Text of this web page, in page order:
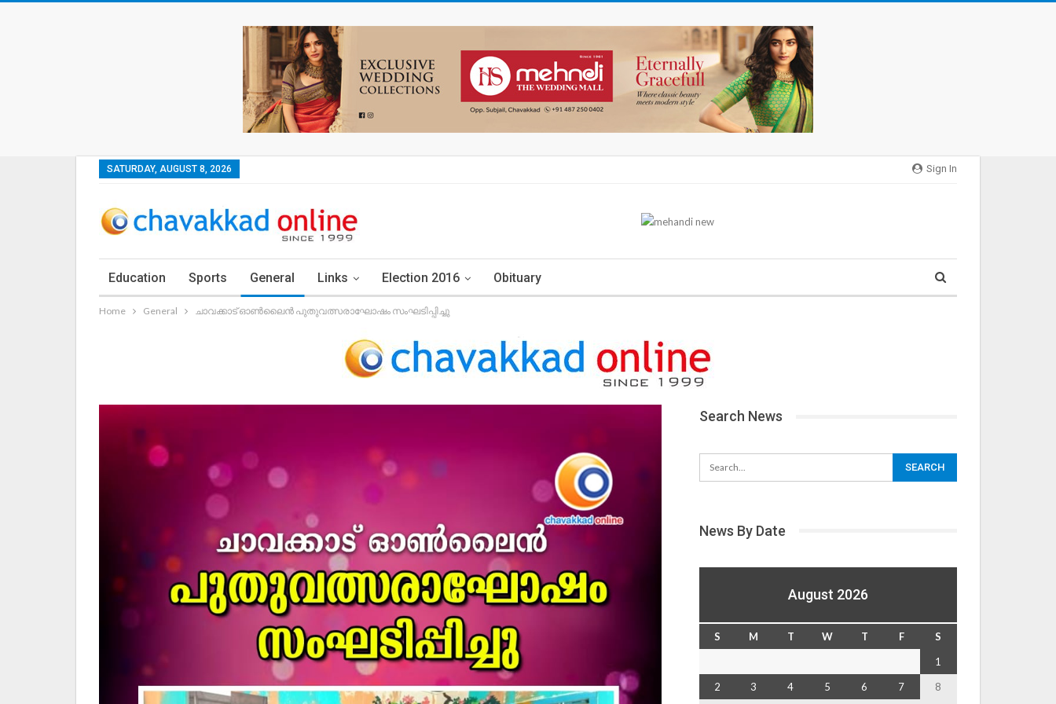
Sign In
SATURDAY, AUGUST 8, 2026
Education Sports General Links Election 2016 Obituary
Home General ചാവക്കാട് ഓൺലൈൻ പുതുവത്സരാഘോഷം സംഘടിപ്പിച്ചു
Search News
News By Date
August 2026
S M T W T F
S
1
2
3 4 5 6 7 8